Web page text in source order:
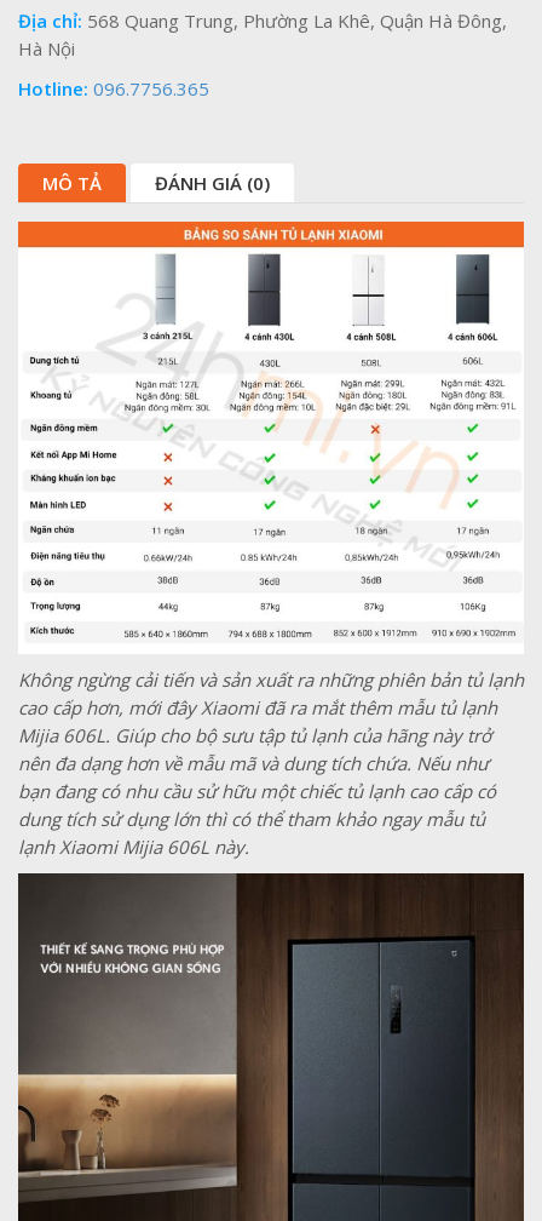
Địa chỉ: 568 Quang Trung, Phường La Khê, Quận Hà Đông,
Hà Nội
Hotline: 096.7756.365
MÔ TẢ ĐÁNH GIÁ (0)
Không ngừng cải tiến và sản xuất ra những phiên bản tủ lạnh
cao cấp hơn, mới đây Xiaomi đã ra mắt thêm mẫu tủ lạnh
Mijia 606L. Giúp cho bộ sưu tập tủ lạnh của hãng này trở
nên đa dạng hơn về mẫu mã và dung tích chứa. Nếu như
bạn đang có nhu cầu sử hữu một chiếc tủ lạnh cao cấp có
dung tích sử dụng lớn thì có thể tham khảo ngay mẫu tủ
lạnh Xiaomi Mijia 606L này.